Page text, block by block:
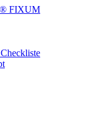
FIXUM